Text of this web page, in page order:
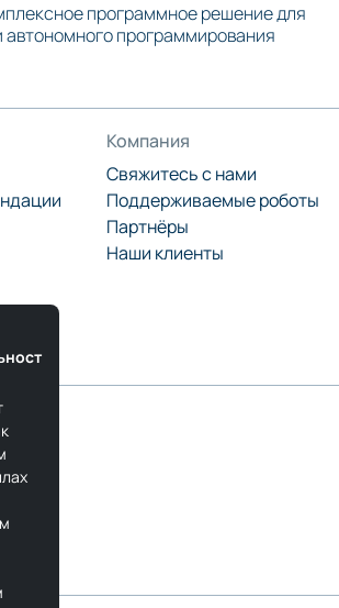
программное решение для
программирования
Компания
Свяжитесь с нами
Поддерживаемые роботы
Партнёры
Наши клиенты